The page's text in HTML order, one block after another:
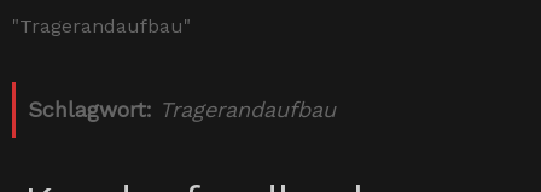
"Tragerandaufbau"
Schlagwort: Tragerandaufbau